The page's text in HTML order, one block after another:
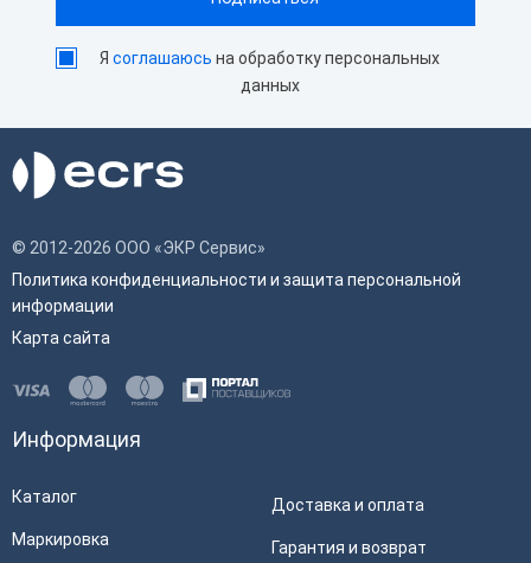
Ясоглашаюсь на обработку персональных
данных
© 2012-2026 ООО «ЭКР Сервис»
Политика конфиденциальности и защита персональной
информации
Карта сайта
Информация
Каталог
Маркировка
Доставка и оплата
Гарантия и возврат